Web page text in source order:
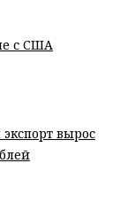
с США
вырос